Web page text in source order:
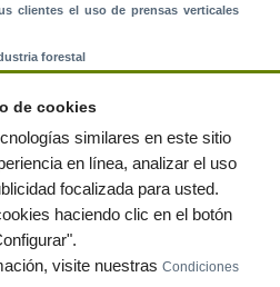
clientes el uso de prensas verticales
forestal
reservados Política de privacidad
|Mapa web|Preguntas frecuentes|Publica
anuncios gratis!
de cookies
similares en este sitio
en línea, analizar el uso
focalizada para usted.
haciendo clic en el botón
visite nuestras Condiciones